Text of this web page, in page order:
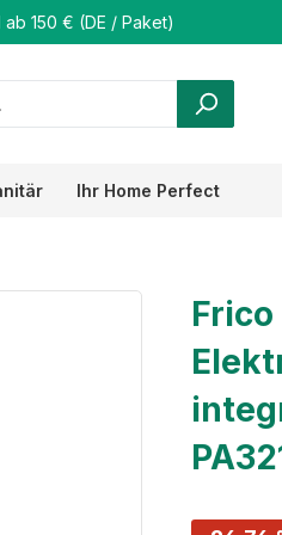
150 € (DE / Paket)
Ihr Home Perfect